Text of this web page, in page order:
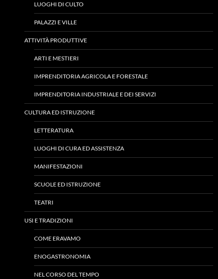
LUOGHI DI CULTO
PALAZZI E VILLE
ATTIVITÀ PRODUTTIVE
ARTI E MESTIERI
IMPRENDITORIA AGRICOLA E FORESTALE
IMPRENDITORIA INDUSTRIALE E DEI SERVIZI
CULTURA ED ISTRUZIONE
LETTERATURA
LUOGHI DI CURA ED ASSISTENZA
MANIFESTAZIONI
SCUOLE ED ISTRUZIONE
TEATRI
USI E TRADIZIONI
COME ERAVAMO
ENOGASTRONOMIA
NEL CORSO DEL TEMPO